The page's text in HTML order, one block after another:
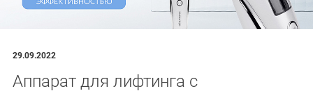
29.09.2022
Аппарат для лифтинга с